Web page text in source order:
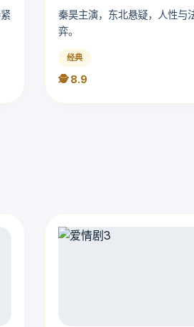
秦昊主演，东北悬疑，人性与
弈。
经典
🕵️ 8.9